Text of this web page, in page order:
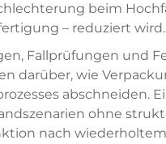
beim
– reduziert wird.
Fallprüfungen und
darüber, wie
abschneiden.
ohne
nach